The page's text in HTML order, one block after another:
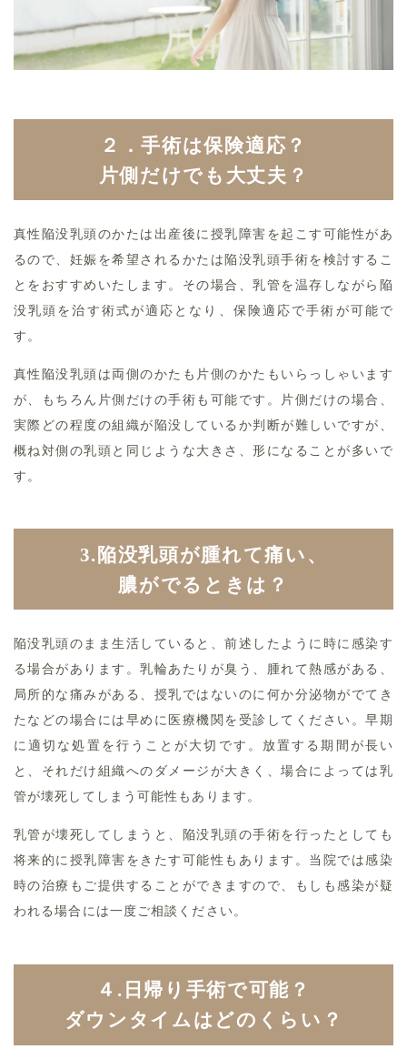
２．手術は保険適応？
片側だけでも大丈夫？
真性陥没乳頭のかたは出産後に授乳障害を起こす可能性があ
るので、妊娠を希望されるかたは陥没乳頭手術を検討するこ
とをおすすめいたします。その場合、乳管を温存しながら陥
没乳頭を治す術式が適応となり、保険適応で手術が可能で
す。
真性陥没乳頭は両側のかたも片側のかたもいらっしゃいます
が、もちろん片側だけの手術も可能です。片側だけの場合、
実際どの程度の組織が陥没しているか判断が難しいですが、
概ね対側の乳頭と同じような大きさ、形になることが多いで
す。
3.陥没乳頭が腫れて痛い、
膿がでるときは？
陥没乳頭のまま生活していると、前述したように時に感染す
る場合があります。乳輪あたりが臭う、腫れて熱感がある、
局所的な痛みがある、授乳ではないのに何か分泌物がでてき
たなどの場合には早めに医療機関を受診してください。早期
に適切な処置を行うことが大切です。放置する期間が長い
と、それだけ組織へのダメージが大きく、場合によっては乳
管が壊死してしまう可能性もあります。
乳管が壊死してしまうと、陥没乳頭の手術を行ったとしても
将来的に授乳障害をきたす可能性もあります。当院では感染
時の治療もご提供することができますので、もしも感染が疑
われる場合には一度ご相談ください。
４.日帰り手術で可能？
ダウンタイムはどのくらい？